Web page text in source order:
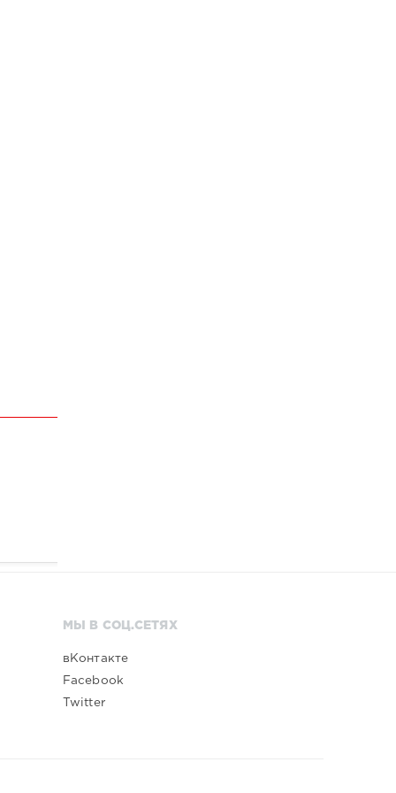
МЫ В СОЦ.СЕТЯХ
вКонтакте
Facebook
Twitter